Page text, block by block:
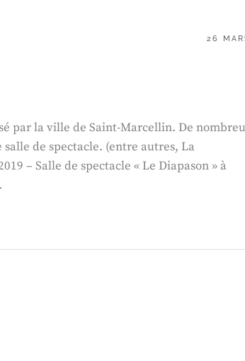
26
par la ville de Saint-Marcellin. De
de spectacle. (entre autres, La
– Salle de spectacle « Le Diapason » à